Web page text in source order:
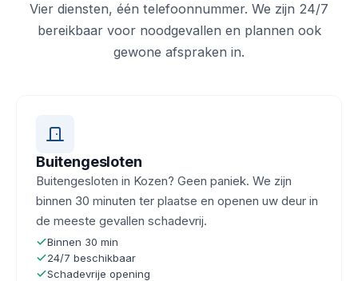
Vier diensten, één telefoonnummer. We zijn 24/7
bereikbaar voor noodgevallen en plannen ook
gewone afspraken in.
Buitengesloten
Buitengesloten in Kozen? Geen paniek. We zijn
binnen 30 minuten ter plaatse en openen uw deur in
de meeste gevallen schadevrij.
Binnen 30 min
24/7 beschikbaar
Schadevrije opening